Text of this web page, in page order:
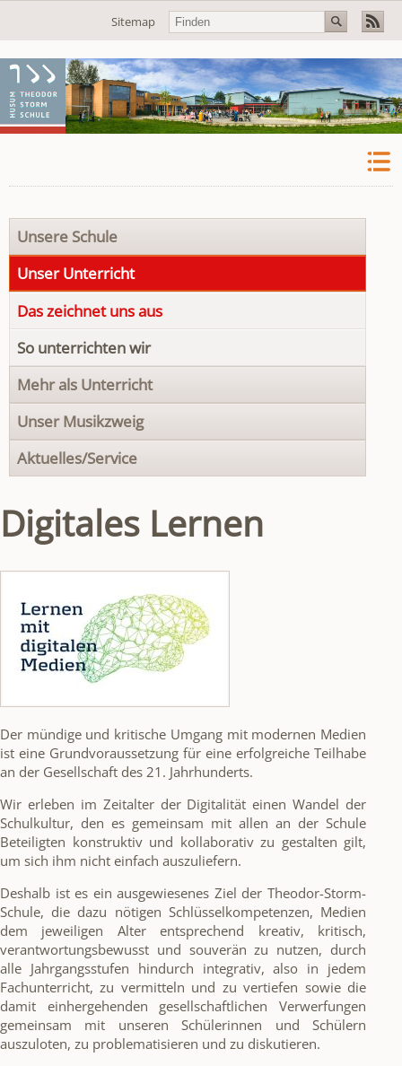
Navigation
Sitemap
Navigation
überspringen
Unsere Schule
Unser Unterricht
Das zeichnet uns aus
So unterrichten wir
Mehr als Unterricht
Unser Musikzweig
Aktuelles/Service
Digitales Lernen
Der mündige und kritische Umgang mit modernen Medien
ist eine Grundvoraussetzung für eine erfolgreiche Teilhabe
an der Gesellschaft des 21. Jahrhunderts.
Wir erleben im Zeitalter der Digitalität einen Wandel der
Schulkultur, den es gemeinsam mit allen an der Schule
Beteiligten konstruktiv und kollaborativ zu gestalten gilt,
um sich ihm nicht einfach auszuliefern.
Deshalb ist es ein ausgewiesenes Ziel der Theodor-Storm-
Schule, die dazu nötigen Schlüsselkompetenzen, Medien
dem jeweiligen Alter entsprechend kreativ, kritisch,
verantwortungsbewusst und souverän zu nutzen, durch
alle Jahrgangsstufen hindurch integrativ, also in jedem
Fachunterricht, zu vermitteln und zu vertiefen sowie die
damit einhergehenden gesellschaftlichen Verwerfungen
gemeinsam mit unseren Schülerinnen und Schülern
auszuloten, zu problematisieren und zu diskutieren.